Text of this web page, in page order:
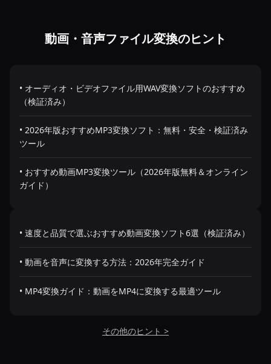
動画・音声ファイル変換のヒント
• オーディオ・ビデオファイル用WAV変換ソフトのおすすめ
（検証済み）
• 2026年版おすすめMP3変換ソフト：無料・安全・検証済み
ツール
• おすすめ動画MP3変換ツール（2026年版無料＆オンライン
ガイド）
• 速度と品質で選ぶおすすめ動画変換ソフト6選（検証済み）
• 動画を音声に変換する方法：2026年完全ガイド
• MP4変換ガイド：動画をMP4に変換する最適ツール
その他のヒント >